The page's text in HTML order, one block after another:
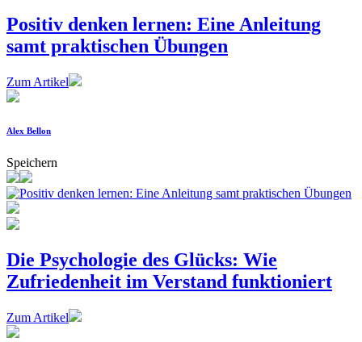
Positiv denken lernen: Eine Anleitung
samt praktischen Übungen
Zum Artikel
Alex Bellon
Speichern
Die Psychologie des Glücks: Wie
Zufriedenheit im Verstand funktioniert
Zum Artikel